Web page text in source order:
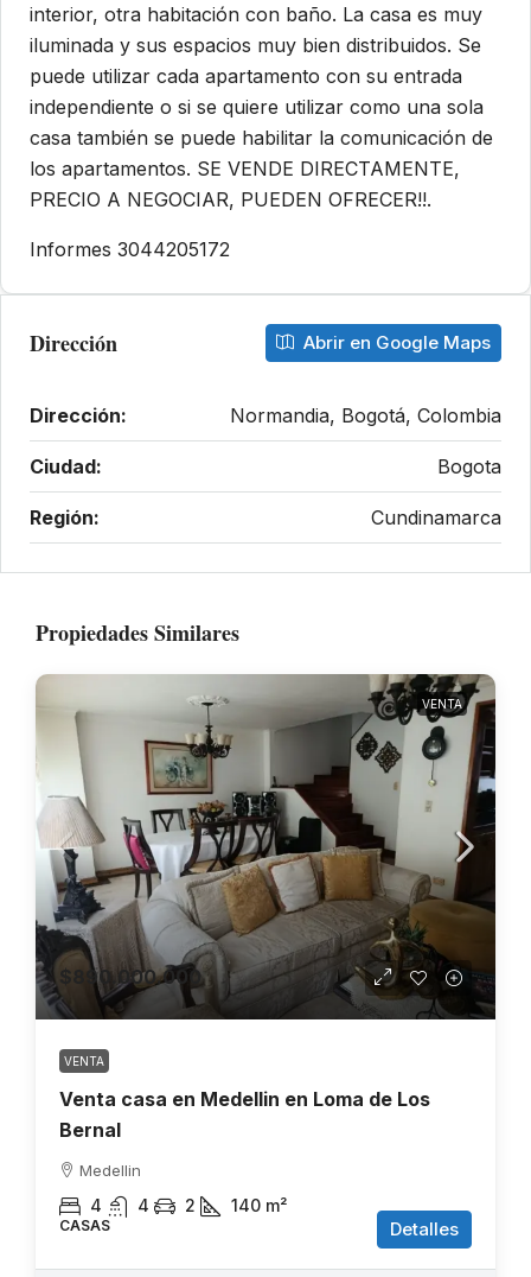
interior, otra habitación con baño. La casa es muy
iluminada y sus espacios muy bien distribuidos. Se
puede utilizar cada apartamento con su entrada
independiente o si se quiere utilizar como una sola
casa también se puede habilitar la comunicación de
los apartamentos. SE VENDE DIRECTAMENTE,
PRECIO A NEGOCIAR, PUEDEN OFRECER!!.
Informes 3044205172
Dirección Abrir en Google Maps
Dirección: Normandia, Bogotá, Colombia
Ciudad: Bogota
Región: Cundinamarca
Propiedades Similares
VENTA
$890.000.000
VENTA
Venta casa en Medellin en Loma de Los
Bernal
Medellin
4 4 2 140 m²
CASAS Detalles